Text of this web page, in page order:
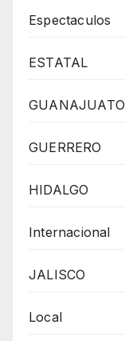
Espectaculos
ESTATAL
GUANAJUATO
GUERRERO
HIDALGO
Internacional
JALISCO
Local